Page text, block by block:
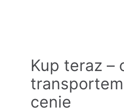
Kup teraz –
cenie